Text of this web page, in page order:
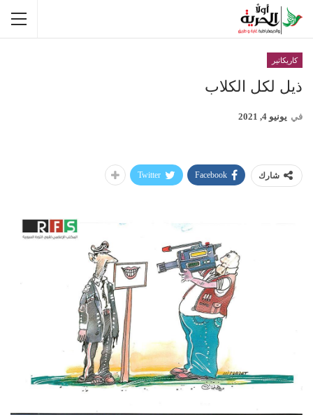
كاريكاتير
ذيل لكل الكلاب
في يونيو 4, 2021
شارك Facebook
Twitter